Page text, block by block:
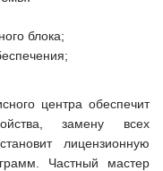
блока;
центра обеспечит
замену всех
лицензионную
Частный мастер